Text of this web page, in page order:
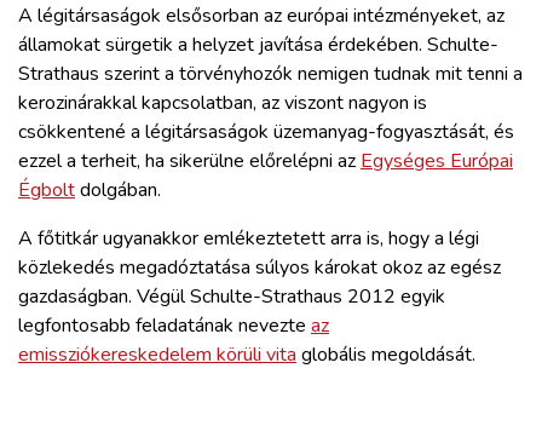
A légitársaságok elsősorban az európai intézményeket, az
államokat sürgetik a helyzet javítása érdekében. Schulte-
Strathaus szerint a törvényhozók nemigen tudnak mit tenni a
kerozinárakkal kapcsolatban, az viszont nagyon is
csökkentené a légitársaságok üzemanyag-fogyasztását, és
ezzel a terheit, ha sikerülne előrelépni az Egységes Európai
Égboltdolgában.
A főtitkár ugyanakkor emlékeztetett arra is, hogy a légi
közlekedés megadóztatása súlyos károkat okoz az egész
gazdaságban. Végül Schulte-Strathaus 2012 egyik
legfontosabb feladatának nevezte az
emissziókereskedelem körüli vita globális megoldását.